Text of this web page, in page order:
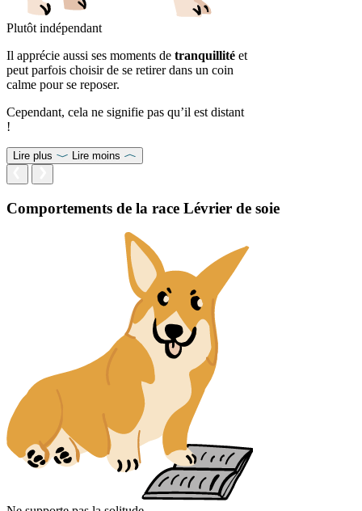
Plutôt indépendant
Il apprécie aussi ses moments de tranquillité et
peut parfois choisir de se retirer dans un coin
calme pour se reposer.
Cependant, cela ne signifie pas qu’il est distant
!
Lire plus Lire moins
Comportements de la race Lévrier de soie